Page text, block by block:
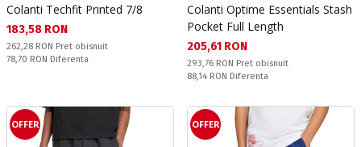
Colanti Techfit Printed 7/8
Текуща цена:
183,58 RON
Pret obisnuit:
262,28 RON Pret obisnuit
Спестявате:
78,70 RON Diferenta
Colanti Optime Essentials Stash
Pocket Full Length
Текуща цена:
205,61 RON
Pret obisnuit:
293,76 RON Pret obisnuit
Спестявате:
88,14 RON Diferenta
OFFER OFFER